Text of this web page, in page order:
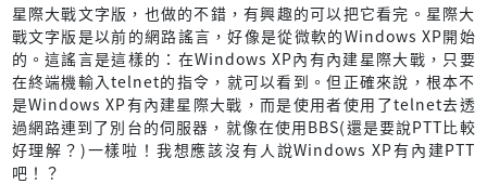
星際大戰文字版，也做的不錯，有興趣的可以把它看完。星際大
戰文字版是以前的網路謠言，好像是從微軟的Windows XP開始
的。這謠言是這樣的：在Windows XP內有內建星際大戰，只要
在終端機輸入telnet的指令，就可以看到。但正確來說，根本不
是Windows XP有內建星際大戰，而是使用者使用了telnet去透
過網路連到了別台的伺服器，就像在使用BBS(還是要說PTT比較
好理解？)一樣啦！我想應該沒有人說Windows XP有內建PTT
吧！？